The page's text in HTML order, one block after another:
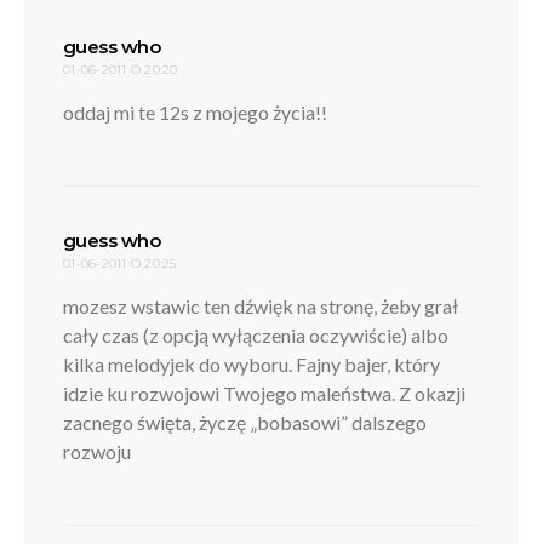
guess whopisze:
01-06-2011 O 20:20
oddaj mi te 12s z mojego życia!!
guess whopisze:
01-06-2011 O 20:25
mozesz wstawic ten dźwięk na stronę, żeby grał
cały czas (z opcją wyłączenia oczywiście) albo
kilka melodyjek do wyboru. Fajny bajer, który
idzie ku rozwojowi Twojego maleństwa. Z okazji
zacnego święta, życzę „bobasowi” dalszego
rozwoju